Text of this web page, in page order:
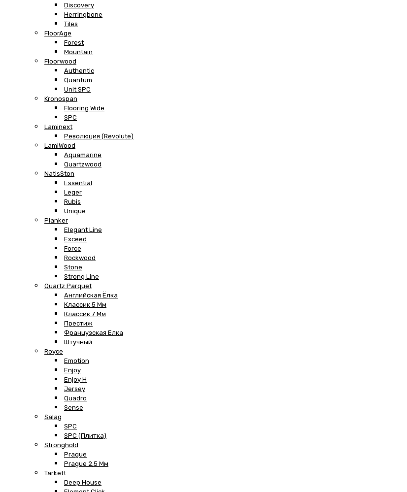
Discovery
Herringbone
Tiles
FloorAge
Forest
Mountain
Floorwood
Authentic
Quantum
Unit SPC
Kronospan
Flooring Wide
SPC
Laminext
Революция (Revolute)
LamiWood
Aquamarine
Quartzwood
NatisSton
Essential
Leger
Rubis
Unique
Planker
Elegant Line
Exceed
Force
Rockwood
Stone
Strong Line
Quartz Parquet
Английская Ёлка
Классик 5 Мм
Классик 7 Мм
Престиж
Французская Елка
Штучный
Royce
Emotion
Enjoy
Enjoy H
Jersey
Quadro
Sense
Salag
SPC
SPC (плитка)
Stronghold
Prague
Prague 2,5 Мм
Tarkett
Deep House